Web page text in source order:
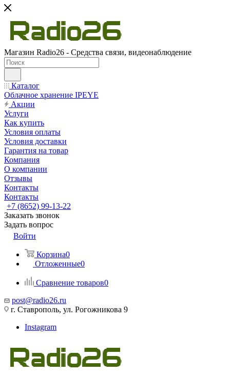
Магазин Radio26 - Средства связи, видеонаблюдение
Каталог
Облачное хранение IPEYE
Акции
Услуги
Как купить
Условия оплаты
Условия доставки
Гарантия на товар
Компания
О компании
Отзывы
Контакты
Контакты
+7 (8652) 99-13-22
Заказать звонок
Задать вопрос
Войти
Корзина0
Отложенные0
Сравнение товаров0
post@radio26.ru
г. Ставрополь, ул. Рогожникова 9
Instagram